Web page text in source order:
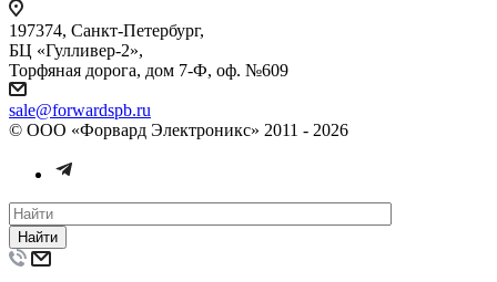
197374, Санкт-Петербург,
БЦ «Гулливер-2»,
Торфяная дорога, дом 7-Ф, оф. №609
sale@forwardspb.ru
© ООО «Форвард Электроникс» 2011 - 2026
Найти